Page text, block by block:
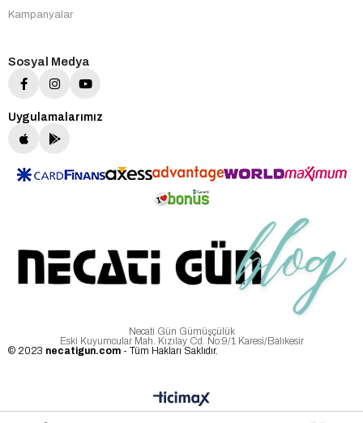
Kampanyalar
Sosyal Medya
Uygulamalarımız
Necati Gün Gümüşçülük
Eski Kuyumcular Mah. Kızılay Cd. No:9/1 Karesi/Balıkesir
© 2023 necatigun.com - Tüm Hakları Saklıdır.